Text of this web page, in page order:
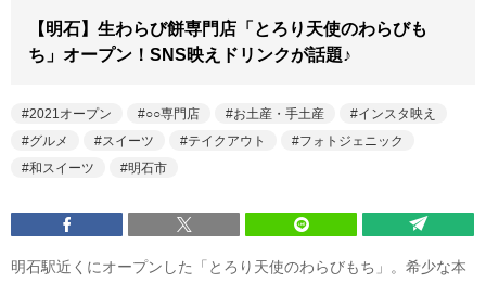
【明石】生わらび餅専門店「とろり天使のわらびも
ち」オープン！SNS映えドリンクが話題♪
2021オープン ○○専門店 お土産・手土産
インスタ映え
グルメ
スイーツ テイクアウト
フォトジェニック
和スイーツ
明石市
明石駅近くにオープンした「とろり天使のわらびもち」。希少な本